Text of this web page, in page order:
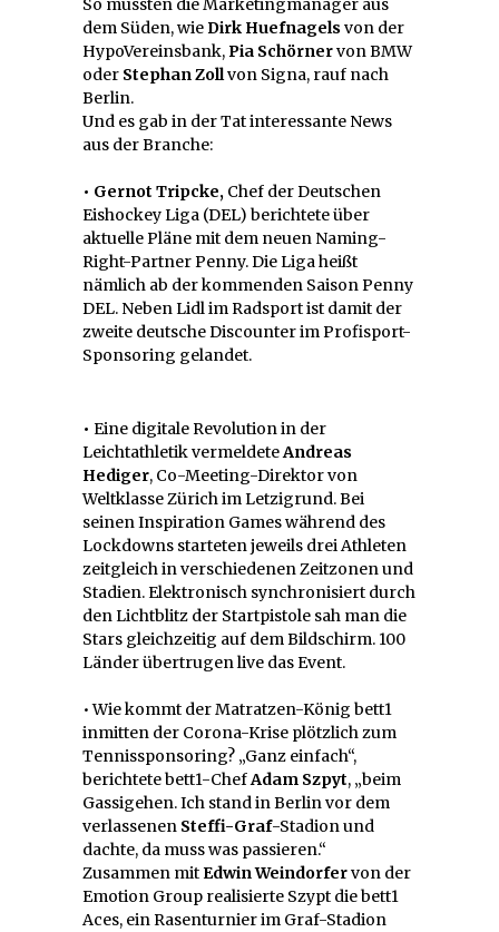
So mussten die Marketingmanager aus
dem Süden, wieDirk Huefnagels von der
HypoVereinsbank,Pia Schörnervon BMW
oder Stephan Zollvon Signa, rauf nach
Berlin.
Und es gab in der Tat interessante News
aus der Branche:
• Gernot Tripcke, Chef der Deutschen
Eishockey Liga (DEL) berichtete über
aktuelle Pläne mit dem neuen Naming-
Right-Partner Penny. Die Liga heißt
nämlich ab der kommenden Saison Penny
DEL. Neben Lidl im Radsport ist damit der
zweite deutsche Discounter im Profisport-
Sponsoring gelandet.
• Eine digitale Revolution in der
Leichtathletik vermeldeteAndreas
Hediger, Co-Meeting-Direktor von
Weltklasse Zürich im Letzigrund. Bei
seinen Inspiration Games während des
Lockdowns starteten jeweils drei Athleten
zeitgleich in verschiedenen Zeitzonen und
Stadien. Elektronisch synchronisiert durch
den Lichtblitz der Startpistole sah man die
Stars gleichzeitig auf dem Bildschirm. 100
Länder übertrugen live das Event.
• Wie kommt der Matratzen-König bett1
inmitten der Corona-Krise plötzlich zum
Tennissponsoring? „Ganz einfach“,
berichtete bett1-ChefAdam Szpyt, „beim
Gassigehen. Ich stand in Berlin vor dem
verlassenen Steffi-Graf-Stadion und
dachte, da muss was passieren.“
Zusammen mitEdwin Weindorfervon der
Emotion Group realisierte Szypt die bett1
Aces, ein Rasenturnier im Graf-Stadion